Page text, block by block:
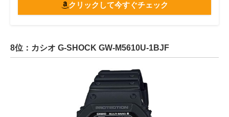
クリックして今すぐチェック
8位：カシオ G-SHOCK GW-M5610U-1BJF